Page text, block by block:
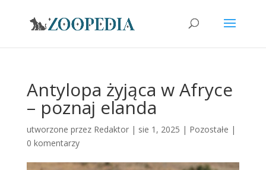
Antylopa żyjąca w Afryce
– poznaj elanda
utworzone przez Redaktor| sie 1, 2025 | Pozostałe |
0 komentarzy